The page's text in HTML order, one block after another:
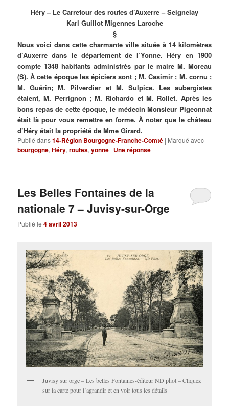
Héry – Le Carrefour des routes d’Auxerre – Seignelay
Karl Guillot Migennes Laroche
§
Nous voici dans cette charmante ville située à 14 kilomètres
d’Auxerre dans le département de l’Yonne. Héry en 1900
compte 1348 habitants administrés par le maire M. Moreau
(S). À cette époque les épiciers sont ; M. Casimir ; M. cornu ;
M. Guérin; M. Pilverdier et M. Sulpice. Les aubergistes
étaient, M. Perrignon ; M. Richardo et M. Rollet. Après les
bons repas de cette époque, le médecin Monsieur Pigeonnat
était là pour vous remettre en forme. À noter que le château
d’Héry était la propriété de Mme Girard.
Publié dans14-Région Bourgogne-Franche-Comté | Marqué avec
bourgogne,Héry,routes,yonne | Uneréponse
Les Belles Fontaines de la
nationale 7 – Juvisy-sur-Orge
Publié le4 avril 2013
Juvisy sur orge – Les belles Fontaines-éditeur ND phot – Cliquez
sur la carte pour l’agrandir et en voir tous les détails